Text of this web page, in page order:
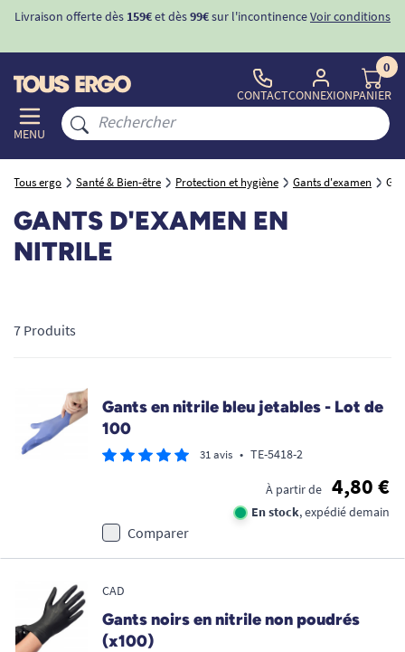
Livraison offerte dès 159€et dès99€sur l'incontinenceVoir conditions
MENU
CONTACTCONNEXION
0
PANIER
Tous ergo Santé & Bien-être Protection et hygiène Gants d'examen
GANTS D'EXAMEN EN
NITRILE
7 Produits
Gants en nitrile bleu jetables - Lot de
100
31 avis • TE-5418-2
À partir de 4,80 €
En stock, expédié demain
Comparer
CAD
Gants noirs en nitrile non poudrés
(x100)